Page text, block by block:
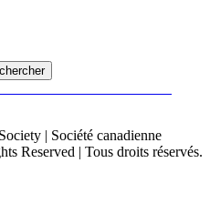
| Société canadienne
Reserved | Tous droits réservés.